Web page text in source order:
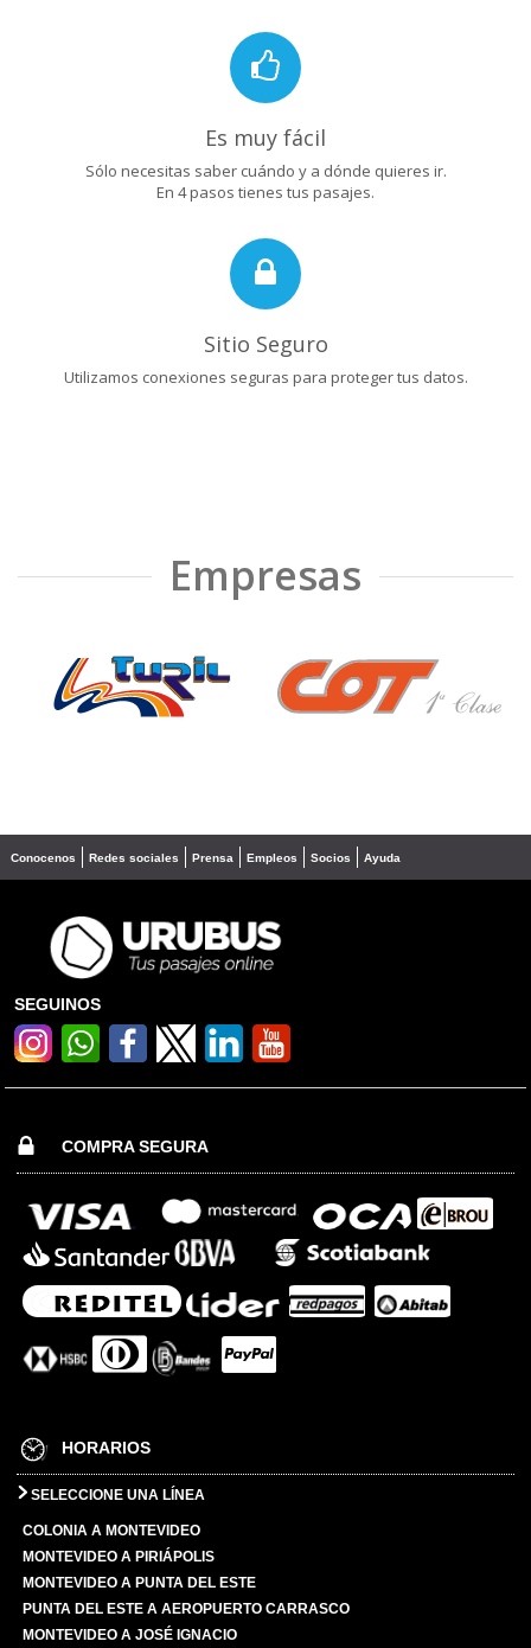
Es muy fácil
Sólo necesitas saber cuándo y a dónde quieres ir.
En 4 pasos tienes tus pasajes.
Sitio Seguro
Utilizamos conexiones seguras para proteger tus datos.
Empresas
❮ ❯
Conocenos Redes sociales Prensa Empleos Socios Ayuda
SEGUINOS
COMPRA SEGURA
HORARIOS
SELECCIONE UNA LÍNEA
COLONIA A MONTEVIDEO
MONTEVIDEO A PIRIÁPOLIS
MONTEVIDEO A PUNTA DEL ESTE
PUNTA DEL ESTE A AEROPUERTO CARRASCO
MONTEVIDEO A JOSÉ IGNACIO